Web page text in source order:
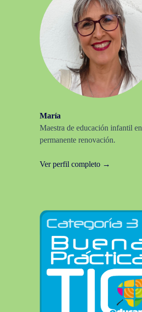
María
Maestra de educación infantil en
permanente renovación.
Ver perfil completo →